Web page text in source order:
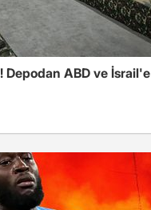
Depodan ABD ve İsrail'e